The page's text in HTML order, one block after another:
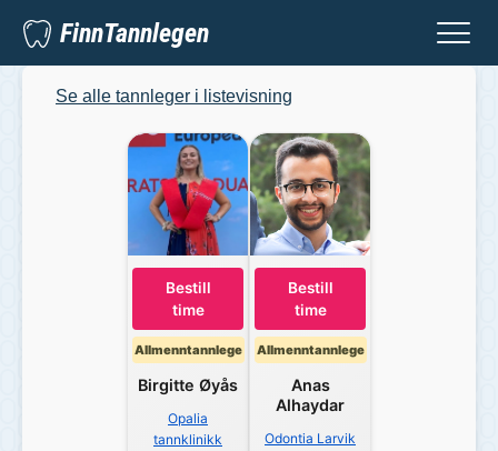
FinnTannlegen
Se alle tannleger i listevisning
Bestill
time
Allmenntannlege
Birgitte Øyås
Opalia
tannklinikk
Bestill
time
Allmenntannlege
Anas
Alhaydar
Odontia Larvik